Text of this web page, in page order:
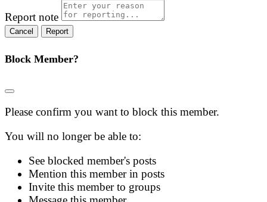
Report note
Report
Block Member?
Please confirm you want to block this member.
You will no longer be able to:
See blocked member's posts
Mention this member in posts
Invite this member to groups